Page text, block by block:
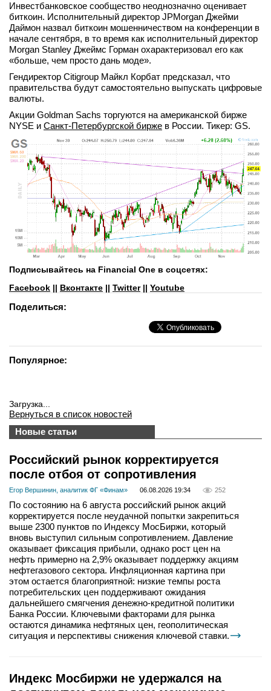
Инвестбанковское сообщество неоднозначно оценивает
биткоин. Исполнительный директор JPMorgan Джейми
Даймон назвал биткоин мошенничеством на конференции в
начале сентября, в то время как исполнительный директор
Morgan Stanley Джеймс Горман охарактеризовал его как
«больше, чем просто дань моде».
Гендиректор Citigroup Майкл Корбат предсказал, что
правительства будут самостоятельно выпускать цифровые
валюты.
Акции Goldman Sachs торгуются на американской бирже
NYSE и Санкт-Петербургской бирже в России. Тикер: GS.
Подписывайтесь на Financial One в соцсетях:
Facebook || Вконтакте || Twitter|| Youtube
Поделиться:
Популярное:
Загрузка...
Вернуться в список новостей
Новые статьи
Российский рынок корректируется
после отбоя от сопротивления
Егор Вершинин, аналитик ФГ «Финам» 06.08.2026 19:34 252
По состоянию на 6 августа российский рынок акций
корректируется после неудачной попытки закрепиться
выше 2300 пунктов по Индексу МосБиржи, который
вновь выступил сильным сопротивлением. Давление
оказывает фиксация прибыли, однако рост цен на
нефть примерно на 2,9% оказывает поддержку акциям
нефтегазового сектора. Инфляционная картина при
этом остается благоприятной: низкие темпы роста
потребительских цен поддерживают ожидания
дальнейшего смягчения денежно-кредитной политики
Банка России. Ключевыми факторами для рынка
остаются динамика нефтяных цен, геополитическая
ситуация и перспективы снижения ключевой ставки.
Индекс Мосбиржи не удержался на